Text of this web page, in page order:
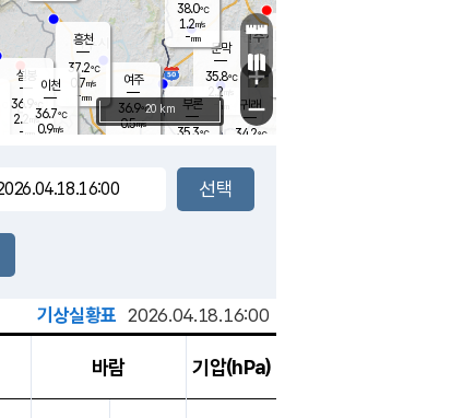
문막
35.8℃
2.2m/s
mm
부론
35.3℃
여주
36.9℃
0.5m/s
38.0℃
1.2m/s
-mm
장호원
흥천
37.2℃
0.7m/s
-mm
설봉
36.9
2.2 m/s
- mm
귀래
34.2℃
이천
36.7℃
0.9m/s
+
−
20 km
기상실황표 2026.04.18.16:00
바람 기압(hPa)